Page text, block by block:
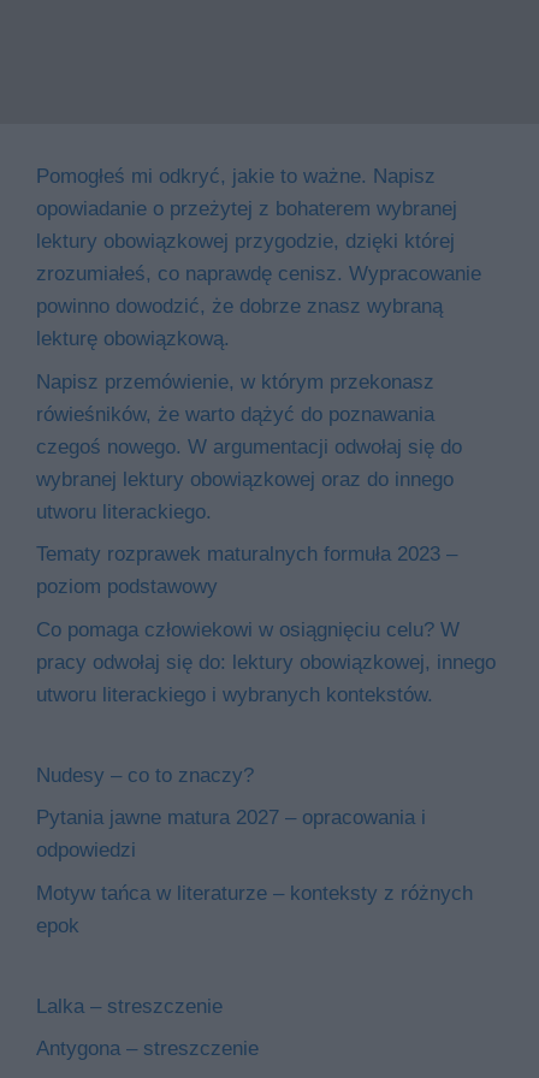
Pomogłeś mi odkryć, jakie to ważne. Napisz
opowiadanie o przeżytej z bohaterem wybranej
lektury obowiązkowej przygodzie, dzięki której
zrozumiałeś, co naprawdę cenisz. Wypracowanie
powinno dowodzić, że dobrze znasz wybraną
lekturę obowiązkową.
Napisz przemówienie, w którym przekonasz
rówieśników, że warto dążyć do poznawania
czegoś nowego. W argumentacji odwołaj się do
wybranej lektury obowiązkowej oraz do innego
utworu literackiego.
Tematy rozprawek maturalnych formuła 2023 –
poziom podstawowy
Co pomaga człowiekowi w osiągnięciu celu? W
pracy odwołaj się do: lektury obowiązkowej, innego
utworu literackiego i wybranych kontekstów.
Nudesy – co to znaczy?
Pytania jawne matura 2027 – opracowania i
odpowiedzi
Motyw tańca w literaturze – konteksty z różnych
epok
Lalka – streszczenie
Antygona – streszczenie